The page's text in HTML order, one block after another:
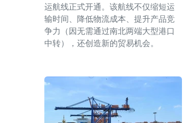
运航线正式开通。该航线不仅缩短运
输时间、降低物流成本、提升产品竞
争力（因无需通过南北两端大型港口
中转），还创造新的贸易机会。